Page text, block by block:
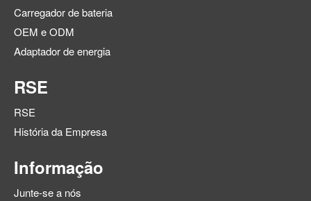
Carregador de bateria
OEM e ODM
Adaptador de energia
RSE
RSE
História da Empresa
Informação
Junte-se a nós